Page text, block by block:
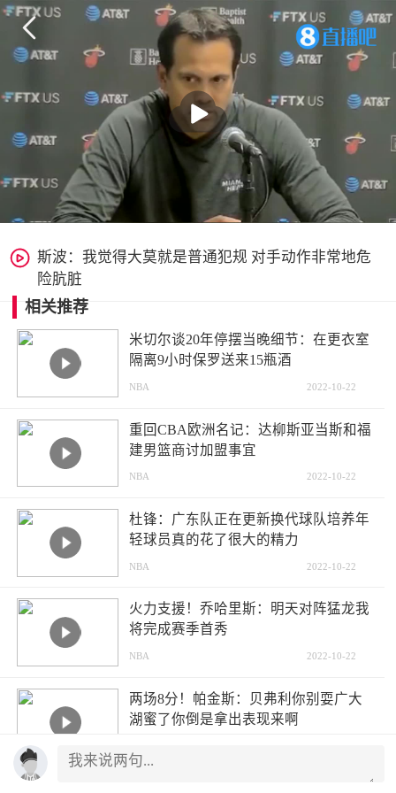

 斯波：我觉得大莫就是普通犯规 对手动作非常地危
险肮脏
相关推荐
米切尔谈20年停摆当晚细节：在更衣室
隔离9小时保罗送来15瓶酒
NBA 2022-10-22
重回CBA欧洲名记：达柳斯亚当斯和福
建男篮商讨加盟事宜
NBA 2022-10-22
杜锋：广东队正在更新换代球队培养年
轻球员真的花了很大的精力
NBA 2022-10-22
火力支援！乔哈里斯：明天对阵猛龙我
将完成赛季首秀
NBA 2022-10-22
两场8分！帕金斯：贝弗利你别耍广大
湖蜜了你倒是拿出表现来啊